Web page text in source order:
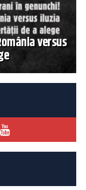
versus